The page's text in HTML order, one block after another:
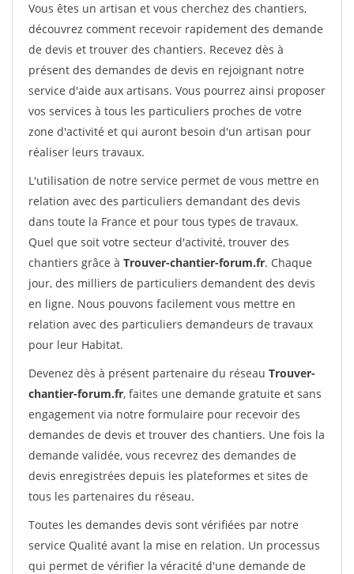
Vous êtes un artisan et vous cherchez des chantiers,
découvrez comment recevoir rapidement des demande
de devis et trouver des chantiers. Recevez dès à
présent des demandes de devis en rejoignant notre
service d'aide aux artisans. Vous pourrez ainsi proposer
vos services à tous les particuliers proches de votre
zone d'activité et qui auront besoin d'un artisan pour
réaliser leurs travaux.
L'utilisation de notre service permet de vous mettre en
relation avec des particuliers demandant des devis
dans toute la France et pour tous types de travaux.
Quel que soit votre secteur d'activité, trouver des
chantiers grâce à Trouver-chantier-forum.fr. Chaque
jour, des milliers de particuliers demandent des devis
en ligne. Nous pouvons facilement vous mettre en
relation avec des particuliers demandeurs de travaux
pour leur Habitat.
Devenez dès à présent partenaire du réseau Trouver-
chantier-forum.fr, faites une demande gratuite et sans
engagement via notre formulaire pour recevoir des
demandes de devis et trouver des chantiers. Une fois la
demande validée, vous recevrez des demandes de
devis enregistrées depuis les plateformes et sites de
tous les partenaires du réseau.
Toutes les demandes devis sont vérifiées par notre
service Qualité avant la mise en relation. Un processus
qui permet de vérifier la véracité d'une demande de